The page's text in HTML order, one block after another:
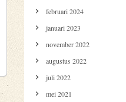
februari 2024
januari 2023
november 2022
augustus 2022
juli 2022
mei 2021